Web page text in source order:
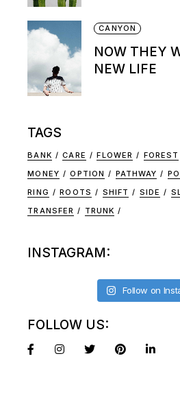
CANYON
NOW THEY
NEW LIFE
TAGS
BANK CARE FLOWER FOREST
MONEY
OPTION PATHWAY
RING
ROOTS SHIFT SIDE
TRANSFER
TRUNK
INSTAGRAM:
Follow on
FOLLOW US: